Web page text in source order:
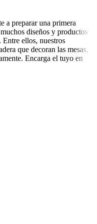
a preparar una primera
diseños y productos
Entre ellos, nuestros
que decoran las mesas,
Encarga el tuyo en